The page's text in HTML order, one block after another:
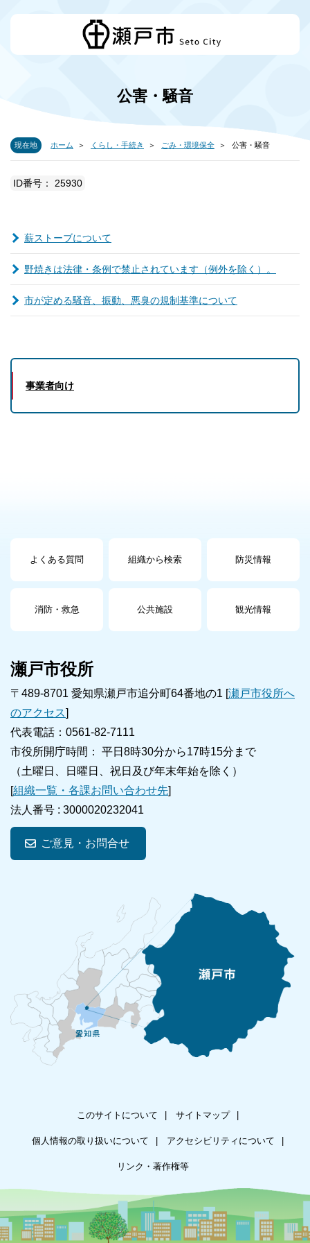
公害・騒音
現在地 ホーム くらし・手続き ごみ・環境保全 公害・騒音
ID番号： 25930
薪ストーブについて
野焼きは法律・条例で禁止されています（例外を除く）。
市が定める騒音、振動、悪臭の規制基準について
事業者向け
よくある質問 組織から検索 防災情報
消防・救急 公共施設 観光情報
瀬戸市役所
〒489-8701 愛知県瀬戸市追分町64番地の1 [瀬戸市役所へ
のアクセス]
代表電話：0561-82-7111
市役所開庁時間： 平日8時30分から17時15分まで
（土曜日、日曜日、祝日及び年末年始を除く）
[組織一覧・各課お問い合わせ先]
法人番号 : 3000020232041
ご意見・お問合せ
このサイトについて サイトマップ
個人情報の取り扱いについて アクセシビリティについて
リンク・著作権等